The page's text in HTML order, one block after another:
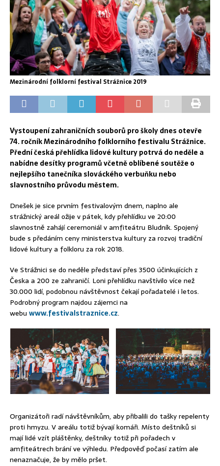
Mezinárodní folklorní festival Strážnice 2019
Vystoupení zahraničních souborů pro školy dnes otevře
74. ročník Mezinárodního folklorního festivalu Strážnice.
Přední česká přehlídka lidové kultury potrvá do neděle a
nabídne desítky programů včetně oblíbené soutěže o
nejlepšího tanečníka slováckého verbuňku nebo
slavnostního průvodu městem.
Dnešek je sice prvním festivalovým dnem, naplno ale
strážnický areál ožije v pátek, kdy přehlídku ve 20:00
slavnostně zahájí ceremoniál v amfiteátru Bludník. Spojený
bude s předáním ceny ministerstva kultury za rozvoj tradiční
lidové kultury a folkloru za rok 2018.
Ve Strážnici se do neděle představí přes 3500 účinkujících z
Česka a 200 ze zahraničí. Loni přehlídku navštívilo více než
30.000 lidí, podobnou návštěvnost čekají pořadatelé i letos.
Podrobný program najdou zájemci na
webu www.festivalstraznice.cz.
Organizátoři radí návštěvníkům, aby přibalili do tašky repelenty
proti hmyzu. V areálu totiž bývají komáři. Místo deštníků si
mají lidé vzít pláštěnky, deštníky totiž při pořadech v
amfiteátrech brání ve výhledu. Předpověď počasí zatím ale
nenaznačuje, že by mělo pršet.